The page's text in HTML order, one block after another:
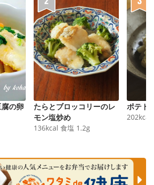
の卵
たらとブロッコリーのレ
モン塩炒め
136kcal 食塩 1.2g
ポテト
202kcal